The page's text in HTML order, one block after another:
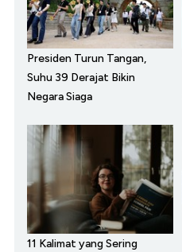
Presiden Turun Tangan,
Suhu 39 Derajat Bikin
Negara Siaga
11 Kalimat yang Sering